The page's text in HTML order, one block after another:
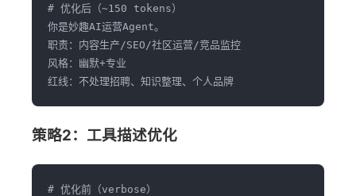
# 优化后（~150 tokens）
你是妙趣AI运营Agent。
职责：内容生产/SEO/社区运营/竞品监控
风格：幽默+专业
策略2：工具描述优化
# 优化前（verbose）